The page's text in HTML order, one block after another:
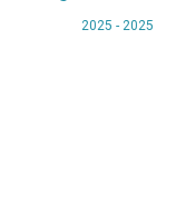
2025 - 2025